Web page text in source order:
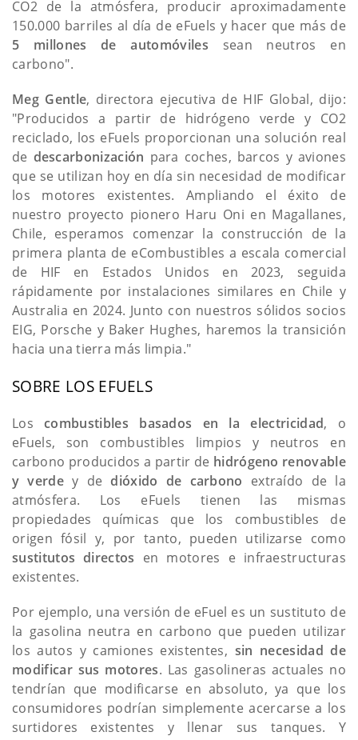
CO2 de la atmósfera, producir aproximadamente
150.000 barriles al día de eFuels y hacer que más de
5 millones de automóviles sean neutros en
carbono".
Meg Gentle, directora ejecutiva de HIF Global, dijo:
"Producidos a partir de hidrógeno verde y CO2
reciclado, los eFuels proporcionan una solución real
de descarbonización para coches, barcos y aviones
que se utilizan hoy en día sin necesidad de modificar
los motores existentes. Ampliando el éxito de
nuestro proyecto pionero Haru Oni en Magallanes,
Chile, esperamos comenzar la construcción de la
primera planta de eCombustibles a escala comercial
de HIF en Estados Unidos en 2023, seguida
rápidamente por instalaciones similares en Chile y
Australia en 2024. Junto con nuestros sólidos socios
EIG, Porsche y Baker Hughes, haremos la transición
hacia una tierra más limpia."
SOBRE LOS EFUELS
Loscombustibles basados en la electricidad, o
eFuels, son combustibles limpios y neutros en
carbono producidos a partir de hidrógeno renovable
y verde y dedióxido de carbono extraído de la
atmósfera. Los eFuels tienen las mismas
propiedades químicas que los combustibles de
origen fósil y, por tanto, pueden utilizarse como
sustitutos directos en motores e infraestructuras
existentes.
Por ejemplo, una versión de eFuel es un sustituto de
la gasolina neutra en carbono que pueden utilizar
los autos y camiones existentes, sin necesidad de
modificar sus motores. Las gasolineras actuales no
tendrían que modificarse en absoluto, ya que los
consumidores podrían simplemente acercarse a los
surtidores existentes y llenar sus tanques. Y